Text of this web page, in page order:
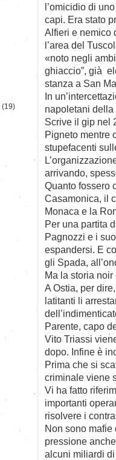
l’omicidio di
capi. Era stato
Alfieri e nemico
l’area del
«noto negli
ghiaccio”, già
stanza a San
In
napoletani della
Scrive il gip nel
Pigneto mentre
stupefacenti
arrivando,
Quanto fossero
Casamonica, il
Monaca e la
Per una partita
Pagnozzi e i
espandersi. E
gli Spada,
Ma la storia
A Ostia, per
latitanti li
Parente, capo
Vito Triassi
dopo. Infine è
Prima che si
criminale viene
Vi ha fatto
importanti
risolvere i
Non sono
pressione
alcuni miliardi
(19)